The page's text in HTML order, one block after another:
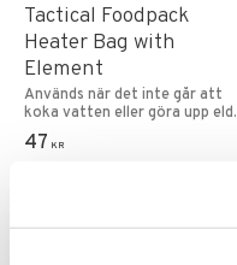
Tactical Foodpack
Heater Bag with
Element
Används när det inte går att
koka vatten eller göra upp eld.
47 KR